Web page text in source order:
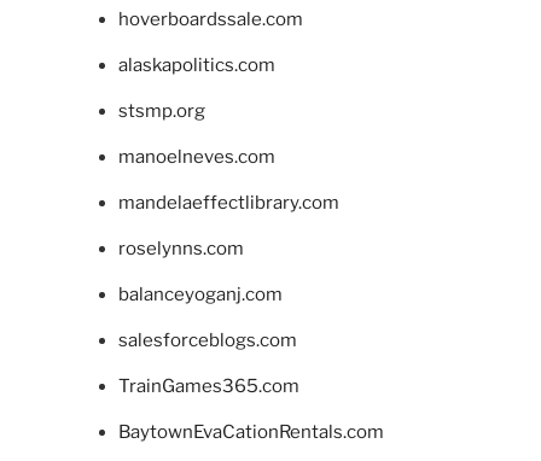
hoverboardssale.com
alaskapolitics.com
stsmp.org
manoelneves.com
mandelaeffectlibrary.com
roselynns.com
balanceyoganj.com
salesforceblogs.com
TrainGames365.com
BaytownEvaCationRentals.com